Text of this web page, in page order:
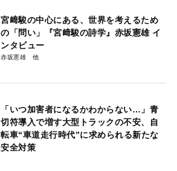
宮﨑駿の中心にある、世界を考えるため
の「問い」『宮﨑駿の詩学』赤坂憲雄 イ
ンタビュー
赤坂憲雄
「いつ加害者になるかわからない…」青
切符導入で増す大型トラックの不安、自
転車“車道走行時代”に求められる新たな
安全対策